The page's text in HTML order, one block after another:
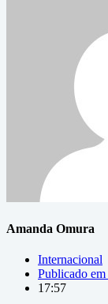
Amanda Omura
Internacional
Publicado em
17:57